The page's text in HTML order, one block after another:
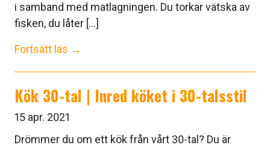
i samband med matlagningen. Du torkar vätska av
fisken, du låter [...]
Fortsätt läs →
Kök 30-tal | Inred köket i 30-talsstil
15 apr. 2021
Drömmer du om ett kök från vårt 30-tal? Du är